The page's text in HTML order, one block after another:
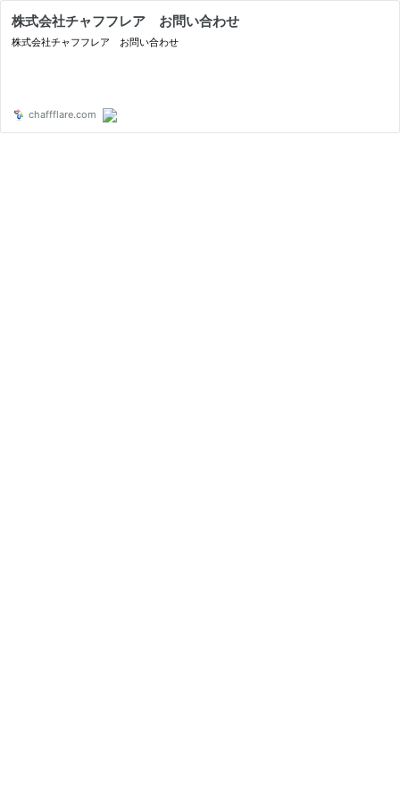
株式会社チャフフレア お問い合わせ
株式会社チャフフレア お問い合わせ
chaffflare.com